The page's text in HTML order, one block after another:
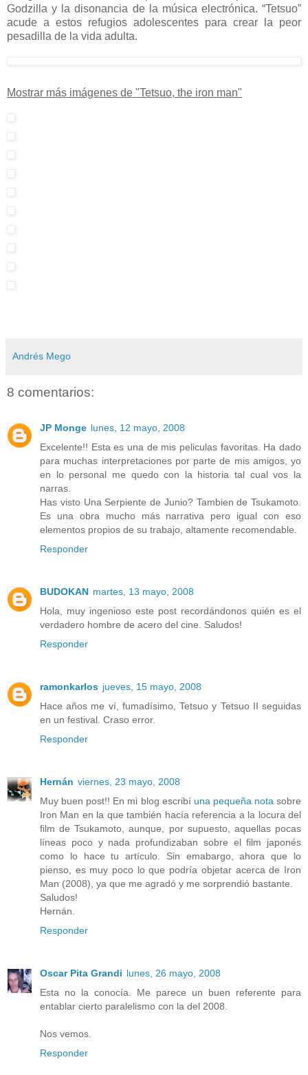
Godzilla y la disonancia de la música electrónica. “Tetsuo”
acude a estos refugios adolescentes para crear la peor
pesadilla de la vida adulta.
Mostrar más imágenes de "Tetsuo, the iron man"
Andrés Mego
8 comentarios:
JP Monge lunes, 12 mayo, 2008
Excelente!! Esta es una de mis peliculas favoritas. Ha dado
para muchas interpretaciones por parte de mis amigos, yo
en lo personal me quedo con la historia tal cual vos la
narras.
Has visto Una Serpiente de Junio? Tambien de Tsukamoto.
Es una obra mucho más narrativa pero igual con eso
elementos propios de su trabajo, altamente recomendable.
Responder
BUDOKAN martes, 13 mayo, 2008
Hola, muy ingenioso este post recordándonos quién es el
verdadero hombre de acero del cine. Saludos!
Responder
ramonkarlos jueves, 15 mayo, 2008
Hace años me ví, fumadísimo, Tetsuo y Tetsuo II seguidas
en un festival. Craso error.
Responder
Hernán viernes, 23 mayo, 2008
Muy buen post!! En mi blog escribí una pequeña nota sobre
Iron Man en la que también hacía referencia a la locura del
film de Tsukamoto, aunque, por supuesto, aquellas pocas
líneas poco y nada profundizaban sobre el film japonés
como lo hace tu artículo. Sin emabargo, ahora que lo
pienso, es muy poco lo que podría objetar acerca de Iron
Man (2008), ya que me agradó y me sorprendió bastante.
Saludos!
Hernán.
Responder
Oscar Pita Grandi lunes, 26 mayo, 2008
Esta no la conocía. Me parece un buen referente para
entablar cierto paralelismo con la del 2008.
Nos vemos.
Responder